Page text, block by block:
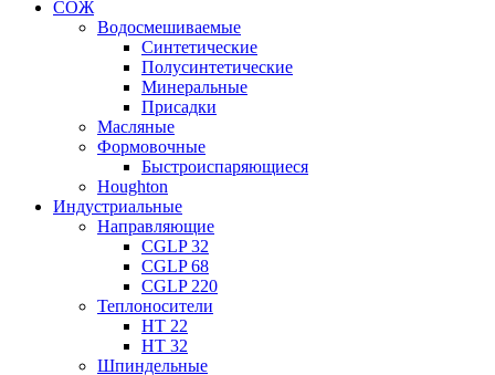
СОЖ
Водосмешиваемые
Синтетические
Полусинтетические
Минеральные
Присадки
Масляные
Формовочные
Быстроиспаряющиеся
Houghton
Индустриальные
Направляющие
CGLP 32
CGLP 68
CGLP 220
Теплоносители
HT 22
HT 32
Шпиндельные